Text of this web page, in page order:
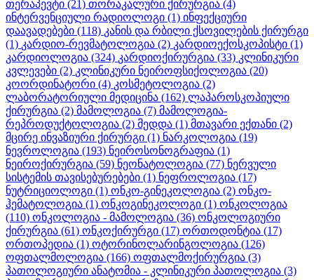
თერაპევტი (21) თორაკალური ქირურგია (4)
ინტერვენციული რადიოლოგი (1) ინფექციური
დაავადებები (118) კანის და რბილი ქსოვილების ქირურგი
(1) კარდიო-რევმატოლოგია (2) კარდიოექოსკოპისტი (1)
კარდიოლოგია (324) კარდიოქირურგია (33) კლინიკური
კვლევები (2) კლინიკური ნეიროფსიქოლოგია (20)
კოორდინატორი (4) კოსმეტოლოგია (2)
ლაბორატორიული მედიცინა (162) ლაპაროსკოპიული
ქირურგია (2) მამოლოგია (7) მამოლოგია-
რეპროდუქტოლოგია (2) მედდა (1) მთავარი ექთანი (2)
მცირე ინვაზიური ქირურგი (1) ნარკოლოგია (19)
ნევროლოგია (193) ნეიროსონოგრაფია (1)
ნეიროქირურგია (59) ნეონატოლოგია (77) ნერვული
სისტემის თავისებურებები (1) ნეფროლოგია (17)
ნუტრიციოლოგი (1) ონკო-გინეკოლოგია (2) ონკო-
ჰემატოლოგია (1) ონკოგინეკოლოგი (1) ონკოლოგია
(110) ონკოლოგია - მამოლოგია (36) ონკოლოგიური
ქირურგია (61) ონკოქირურგი (17) ორთოდონტია (17)
ორთოპედია (1) ოტორინოლარინგოლოგია (126)
ოფთალმოლოგია (166) ოფთალმოქირურგია (3)
პათოლოგიური ანატომია - კლინიკური პათოლოგია (3)